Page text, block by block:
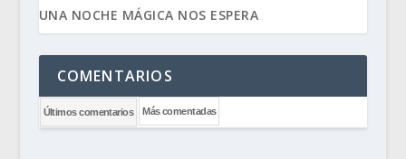
UNA NOCHE MÁGICA NOS ESPERA
COMENTARIOS
Últimos comentarios Más comentadas